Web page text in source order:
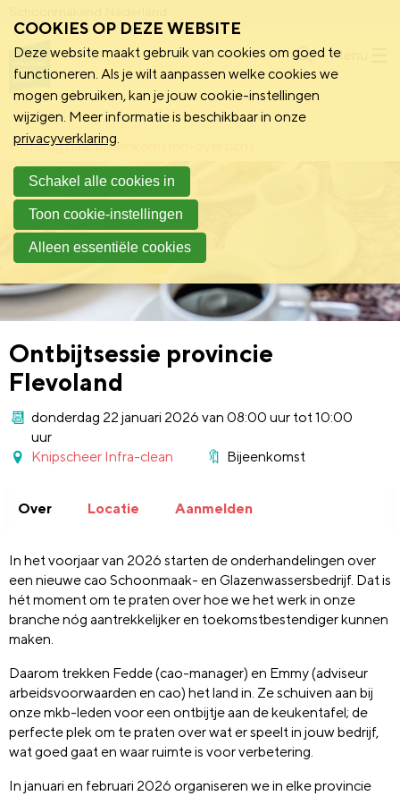
Menu
Terug naar bijeenkomsten-overzicht
Ontbijtsessie provincie
Flevoland
donderdag 22 januari 2026 van 08:00 uur tot 10:00
uur
Knipscheer Infra-clean
Bijeenkomst
Over Locatie Aanmelden
In het voorjaar van 2026 starten de onderhandelingen over
een nieuwe cao Schoonmaak- en Glazenwassersbedrijf. Dat is
hét moment om te praten over hoe we het werk in onze
branche nóg aantrekkelijker en toekomstbestendiger kunnen
maken.
Daarom trekken Fedde (cao-manager) en Emmy (adviseur
arbeidsvoorwaarden en cao) het land in. Ze schuiven aan bij
onze mkb-leden voor een ontbijtje aan de keukentafel; de
perfecte plek om te praten over wat er speelt in jouw bedrijf,
wat goed gaat en waar ruimte is voor verbetering.
In januari en februari 2026 organiseren we in elke provincie
COOKIES OP DEZE WEBSITE
Deze website maakt gebruik van cookies om goed te
functioneren. Als je wilt aanpassen welke cookies we
mogen gebruiken, kan je jouw cookie-instellingen
wijzigen. Meer informatie is beschikbaar in onze
privacyverklaring.
Schakel alle cookies in
Toon cookie-instellingen
Alleen essentiële cookies